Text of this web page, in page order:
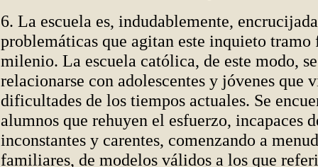
6. La escuela es, indudablemente,
problemáticas que agitan este inquieto
milenio. La escuela católica, de este modo,
relacionarse con adolescentes y jóvenes que
dificultades de los tiempos actuales. Se
alumnos que rehuyen el esfuerzo, incapaces
inconstantes y carentes, comenzando a
familiares, de modelos válidos a los que